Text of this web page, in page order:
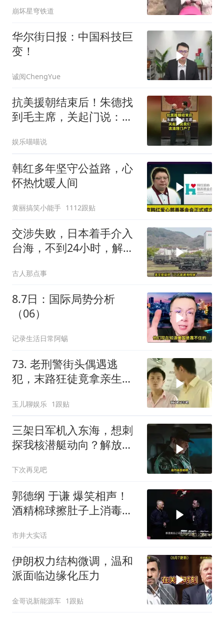
崩坏星穹铁道
华尔街日报：中国科技巨
变！
诚阅ChengYue
抗美援朝结束后！朱德找
到毛主席，关起门说：我
娱乐喵喵说
韩红多年坚守公益路，心
怀热忱暖人间
黄丽搞笑小能手 1112跟贴
交涉失败，日本着手介入
台海，不到24小时，解放
古人那点事
8.7日：国际局势分析
（06）
记录生活日常阿蜴
73. 老刑警街头偶遇逃
犯，末路狂徒竟拿亲生儿
玉儿聊娱乐 1跟贴
三架日军机入东海，想刺
探我核潜艇动向？解放军
下次再见吧
郭德纲 于谦 爆笑相声！
酒精棉球擦肚子上消毒，
擦反了？
市井大实话
伊朗权力结构微调，温和
派面临边缘化压力
金哥说新能源车 1跟贴